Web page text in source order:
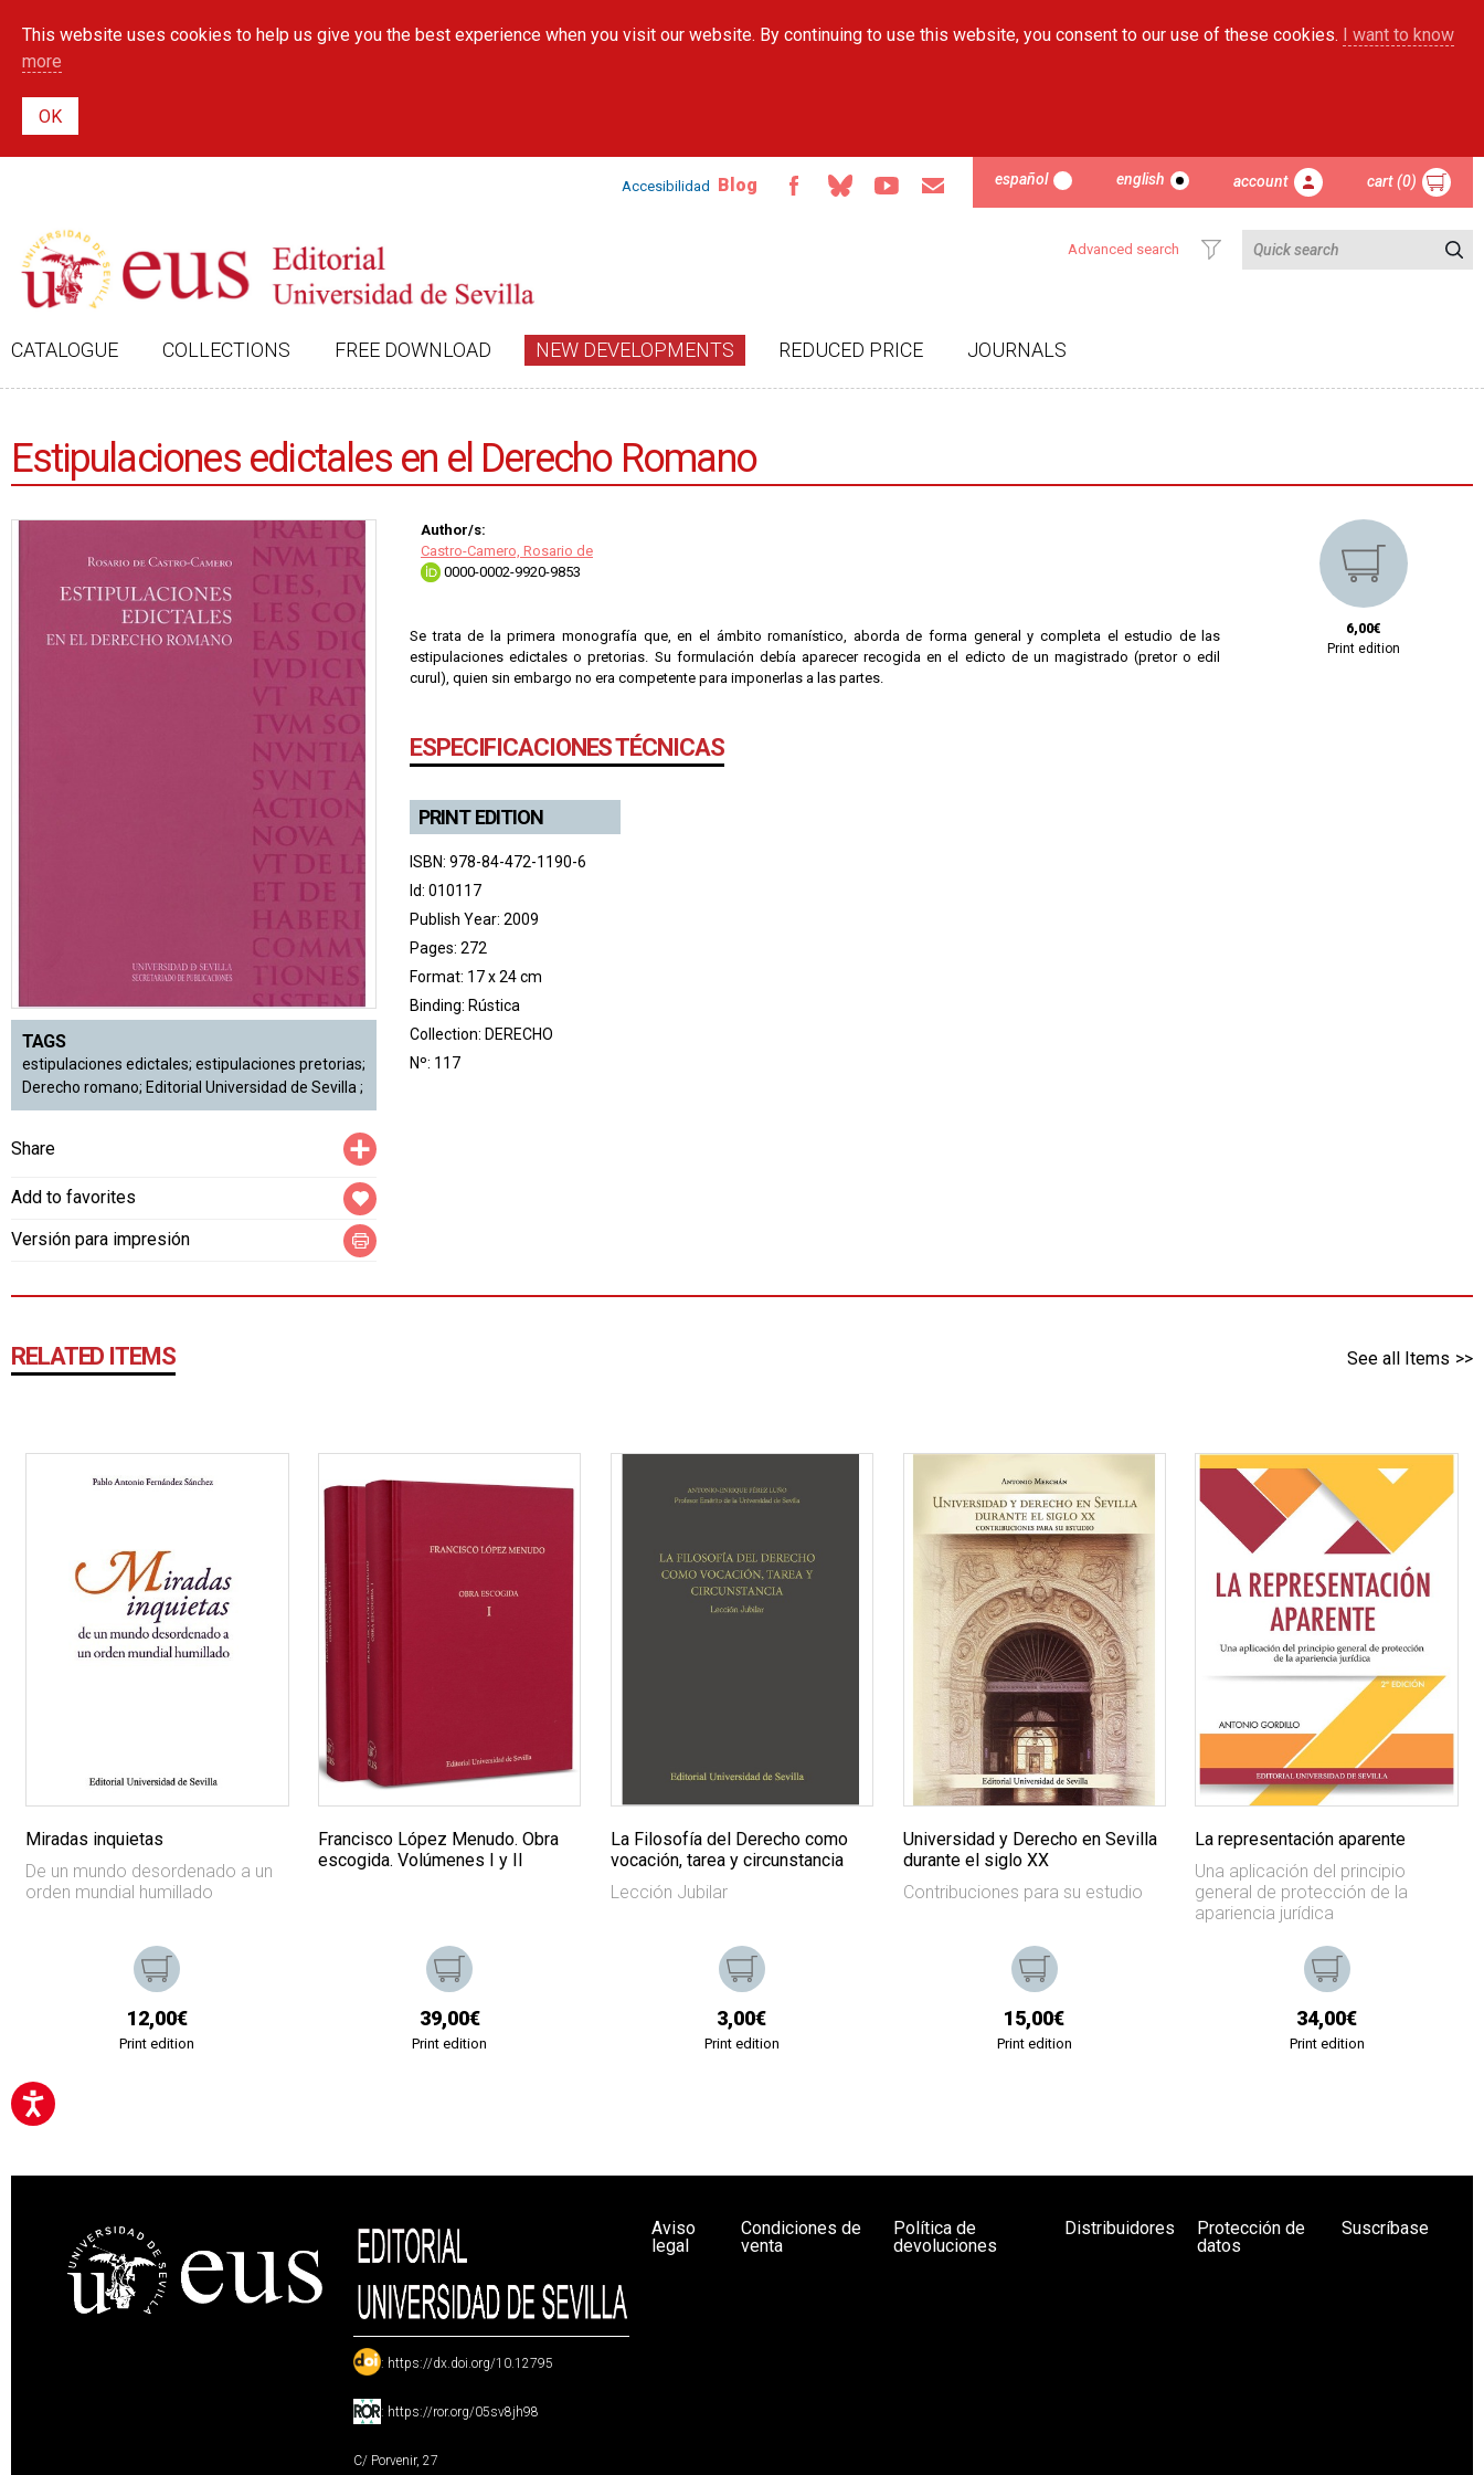
main
This website uses cookies to help us give you the best experience when you visit our website. By continuing to use this website, you consent to our use of these cookies. I want to know
more
Accesibilidad Blog español english account cart (0)
Advanced search
CATALOGUE COLLECTIONS FREE DOWNLOAD NEW DEVELOPMENTS REDUCED PRICE JOURNALS
Estipulaciones edictales en el Derecho Romano
TAGS
estipulaciones edictales; estipulaciones pretorias;
Derecho romano; Editorial Universidad de Sevilla ;
Share
Add to favorites
Versión para impresión
Author/s:
Castro-Camero, Rosario de
0000-0002-9920-9853
Se trata de la primera monografía que, en el ámbito romanístico, aborda de forma general y completa el estudio de las
estipulaciones edictales o pretorias. Su formulación debía aparecer recogida en el edicto de un magistrado (pretor o edil
curul), quien sin embargo no era competente para imponerlas a las partes.
ESPECIFICACIONES TÉCNICAS
PRINT EDITION
ISBN: 978-84-472-1190-6
Id: 010117
Publish Year: 2009
Pages: 272
Format: 17 x 24 cm
Binding: Rústica
Collection: DERECHO
Nº: 117
6,00€
Print edition
RELATED ITEMS See all Items
Miradas inquietas
De un mundo desordenado a un
orden mundial humillado
12,00€
Print edition
Francisco López Menudo. Obra
escogida. Volúmenes I y II
39,00€
Print edition
La Filosofía del Derecho como
vocación, tarea y circunstancia
Lección Jubilar
3,00€
Print edition
Universidad y Derecho en Sevilla
durante el siglo XX
Contribuciones para su estudio
15,00€
Print edition
La representación aparente
Una aplicación del principio
general de protección de la
apariencia jurídica
34,00€
Print edition
: https://dx.doi.org/10.12795
: https://ror.org/05sv8jh98
C/ Porvenir, 27
Aviso
legal
Condiciones de
venta
Política de
devoluciones
Distribuidores
Protección de
datos
Suscríbase